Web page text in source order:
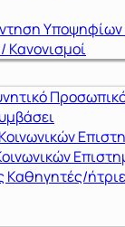
Κανονισμοί
Καθηγητές/